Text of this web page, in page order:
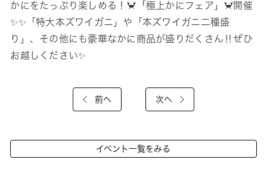
かにをたっぷり楽しめる！🦀「極上かにフェア」🦀開催
✨✨「特大本ズワイガニ」や「本ズワイガニ二種盛
り」、その他にも豪華なかに商品が盛りだくさん‼ぜひ
お越しください✨
前へ 次へ
イベント一覧をみる